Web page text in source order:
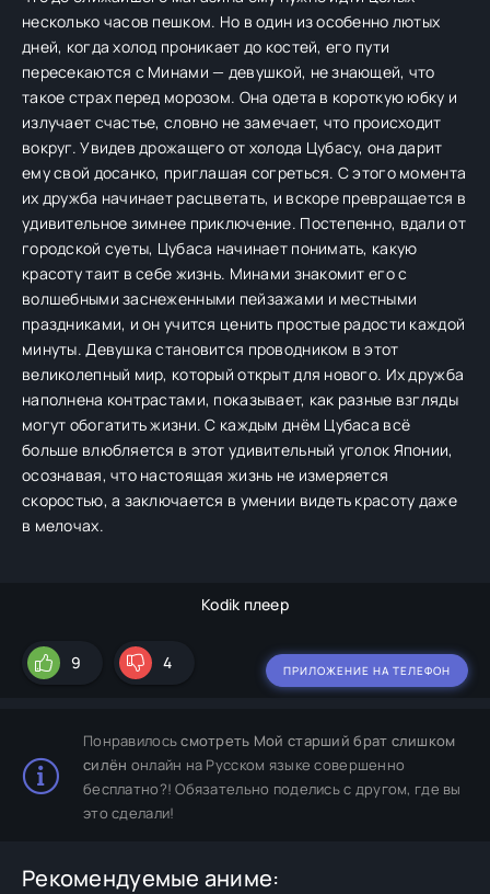
несколько часов пешком. Но в один из особенно лютых
дней, когда холод проникает до костей, его пути
пересекаются с Минами — девушкой, не знающей, что
такое страх перед морозом. Она одета в короткую юбку и
излучает счастье, словно не замечает, что происходит
вокруг. Увидев дрожащего от холода Цубасу, она дарит
ему свой досанко, приглашая согреться. С этого момента
их дружба начинает расцветать, и вскоре превращается в
удивительное зимнее приключение. Постепенно, вдали от
городской суеты, Цубаса начинает понимать, какую
красоту таит в себе жизнь. Минами знакомит его с
волшебными заснеженными пейзажами и местными
праздниками, и он учится ценить простые радости каждой
минуты. Девушка становится проводником в этот
великолепный мир, который открыт для нового. Их дружба
наполнена контрастами, показывает, как разные взгляды
могут обогатить жизни. С каждым днём Цубаса всё
больше влюбляется в этот удивительный уголок Японии,
осознавая, что настоящая жизнь не измеряется
скоростью, а заключается в умении видеть красоту даже
в мелочах.
Kodik плеер
9 4 ПРИЛОЖЕНИЕ НА ТЕЛЕФОН
Понравилосьсмотреть Мой старший брат слишком
силён онлайн на Русском языке совершенно
бесплатно?! Обязательно поделись с другом, где вы
это сделали!
Рекомендуемые аниме: